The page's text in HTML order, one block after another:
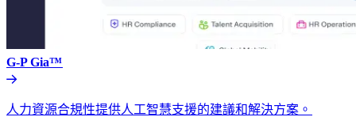
G-P Gia™​​
人力資源合規性提供人工智慧支援的建議和解決方案。​​